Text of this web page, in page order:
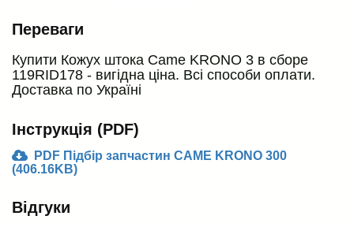
Переваги
Купити Кожух штока Came KRONO 3 в сборе
119RID178 - вигідна ціна. Всі способи оплати.
Доставка по Україні
Інструкція (PDF)
PDF Підбір запчастин CAME KRONO 300
(406.16KB)
Відгуки